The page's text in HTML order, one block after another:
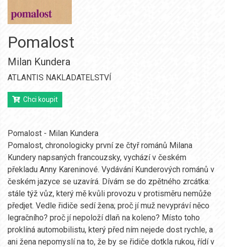
Pomalost
Milan Kundera
ATLANTIS NAKLADATELSTVÍ
Chci koupit
Pomalost - Milan Kundera
Pomalost, chronologicky první ze čtyř románů Milana
Kundery napsaných francouzsky, vychází v českém
překladu Anny Kareninové. Vydávání Kunderových románů v
českém jazyce se uzavírá. Dívám se do zpětného zrcátka:
stále týž vůz, který mě kvůli provozu v protisměru nemůže
předjet. Vedle řidiče sedí žena; proč jí muž nevypráví něco
legračního? proč jí nepoloží dlaň na koleno? Místo toho
proklíná automobilistu, který před ním nejede dost rychle, a
ani žena nepomyslí na to, že by se řidiče dotkla rukou, řídí v